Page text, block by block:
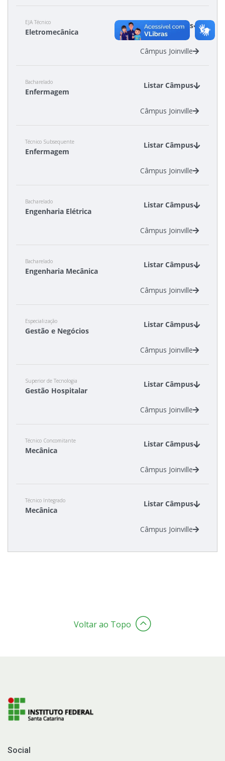
Estatísticas dos Processos Seletivos
EJA Técnico
Eletromecânica
Listar Câmpus
Câmpus Joinville
Bacharelado
Enfermagem
Listar Câmpus
Câmpus Joinville
Técnico Subsequente
Enfermagem
Listar Câmpus
Câmpus Joinville
Bacharelado
Engenharia Elétrica
Listar Câmpus
Câmpus Joinville
Bacharelado
Engenharia Mecânica
Listar Câmpus
Câmpus Joinville
Especialização
Gestão e Negócios
Listar Câmpus
Câmpus Joinville
Superior de Tecnologia
Gestão Hospitalar
Listar Câmpus
Câmpus Joinville
Técnico Concomitante
Mecânica
Listar Câmpus
Câmpus Joinville
Técnico Integrado
Mecânica
Listar Câmpus
Câmpus Joinville
Voltar ao Topo
Social